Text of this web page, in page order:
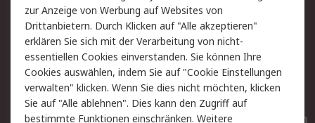
Rechtliches
AGB
Datenschutz
Cookie-Richtlinie
Zahlungsbedingungen
Copyright/Impressum
Entsorgung
Elektrogeräte/Batterien
zur Anzeige von Werbung auf Websites von
Drittanbietern. Durch Klicken auf "Alle akzeptieren"
erklären Sie sich mit der Verarbeitung von nicht-
essentiellen Cookies einverstanden. Sie können Ihre
Cookies auswählen, indem Sie auf "Cookie Einstellungen
verwalten" klicken. Wenn Sie dies nicht möchten, klicken
Sie auf "Alle ablehnen". Dies kann den Zugriff auf
bestimmte Funktionen einschränken. Weitere